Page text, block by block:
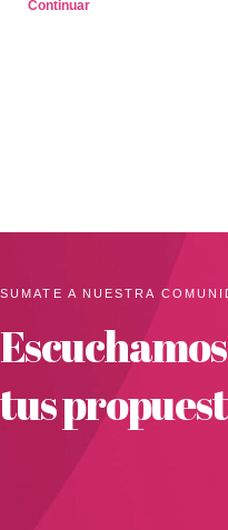
Continuar
SUMATE A NUESTRA
tus